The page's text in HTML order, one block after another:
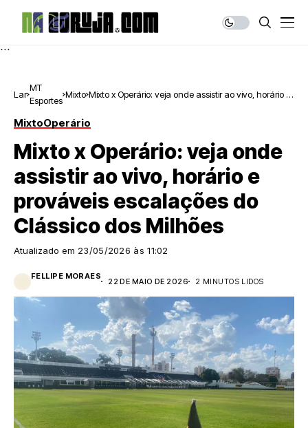
```
Lar
MT
Esportes
Mixto Mixto x Operário: veja onde assistir ao vivo, horário e
MixtoOperário
Mixto x Operário: veja onde
assistir ao vivo, horário e
prováveis escalações do
Clássico dos Milhões
Atualizado em 23/05/2026 às 11:02
FELLIPE MORAES
22 DE MAIO DE 2026 2 MINUTOS LIDOS